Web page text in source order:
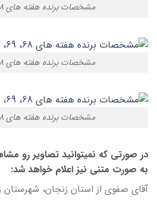
مشخصات برنده هفته های ۶۸، ۶۹، ۷۰ و ۷۱
مشخصات برنده هفته های ۶۸، ۶۹، ۷۰ و ۷۱
مشخصات برنده هفته های ۶۸، ۶۹، ۷۰ و ۷۱
در صورتی که نمیتوانید تصاویر رو
به صورت متنی نیز اعلام خواهد شد:
آقای صفوی از استان زنجان، شهرستان